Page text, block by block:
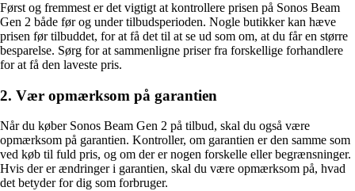
Først og fremmest er det vigtigt at kontrollere prisen på Sonos Beam
Gen 2 både før og under tilbudsperioden. Nogle butikker kan hæve
prisen før tilbuddet, for at få det til at se ud som om, at du får en større
besparelse. Sørg for at sammenligne priser fra forskellige forhandlere
for at få den laveste pris.
2. Vær opmærksom på garantien
Når du køber Sonos Beam Gen 2 på tilbud, skal du også være
opmærksom på garantien. Kontroller, om garantien er den samme som
ved køb til fuld pris, og om der er nogen forskelle eller begrænsninger.
Hvis der er ændringer i garantien, skal du være opmærksom på, hvad
det betyder for dig som forbruger.